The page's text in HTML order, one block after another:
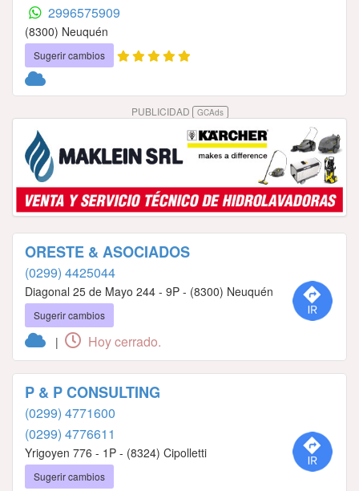
2996575909
(8300) Neuquén
Sugerir cambios
PUBLICIDAD GCAds
ORESTE & ASOCIADOS
(0299) 4425044
Diagonal 25 de Mayo 244 - 9P - (8300) Neuquén
Sugerir cambios
| Hoy cerrado.
P & P CONSULTING
(0299) 4771600
(0299) 4776611
Yrigoyen 776 - 1P - (8324) Cipolletti
Sugerir cambios